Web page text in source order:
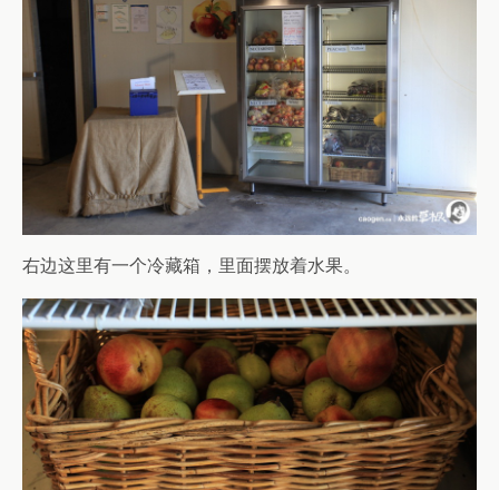
右边这里有一个冷藏箱，里面摆放着水果。